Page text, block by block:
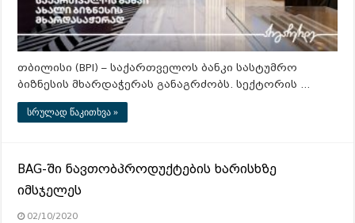
თბილისი (BPI) – საქართველოს ბანკი სასტუმრო
ბიზნესის მხარდაჭერას განაგრძობს. სექტორის …
სრულად წაკითხვა »
BAG-ში ნავთობპროდუქტების ხარისხზე
იმსჯელეს
02/10/2020